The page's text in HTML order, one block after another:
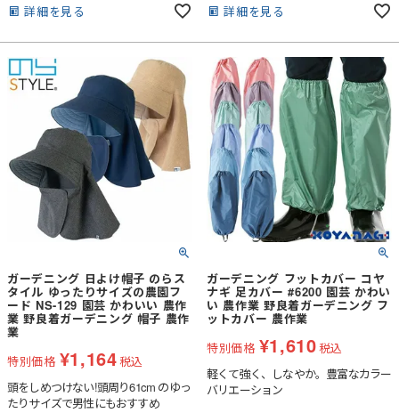
らしをイメージしたシリーズです。
ん、お掃除、DIYなど汚れたくない時
に、1枚あるととっても便利。ミッフ
ィーのプリントがとても可愛くって気
持ちがあがるサロペットです。■水を
はじく撥水加工、紫外線を防ぐUVカ
ット加工が施されています。■片紐と
ウエストがゴムなので着脱がしやすい
です。
詳細を見る
らしをイメージしたシリーズです。
ん、お掃除、DIYなど汚れたくない時
に、1枚あるととっても便利。ミッフ
ィーのプリントがとても可愛くって気
持ちがあがるヤッケです。■☆左右腰
部にポケット付き■水をはじく撥水加
工、紫外線を防ぐUVカット加工が施
されています。
詳細を見る
ガーデニング 日よけ帽子 のらス
タイル ゆったりサイズの農園フ
ード NS-129 園芸 かわいい 農作
業 野良着ガーデニング 帽子 農作
業
特別価格 ¥1,164税込
頭をしめつけない!頭周り61cm のゆっ
たりサイズで男性にもおすすめ
ガーデニング フットカバー コヤ
ナギ 足カバー #6200 園芸 かわい
い 農作業 野良着ガーデニング フ
ットカバー 農作業
特別価格 ¥1,610税込
軽くて強く、しなやか。豊富なカラー
バリエーション